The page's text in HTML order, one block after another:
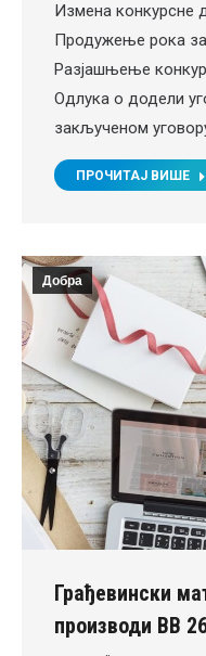
Измена конкурсне
Продужење рока
Разјашњење
Одлука о додели
закљученом
ПРОЧИТАЈ ВИШЕ
Добра
Грађевински
производи ВВ